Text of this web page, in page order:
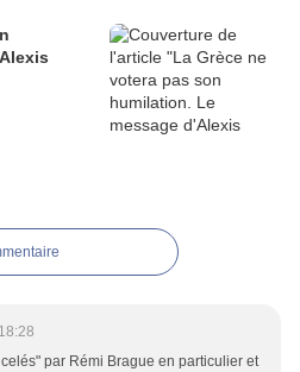
par Rémi Brague en particulier et